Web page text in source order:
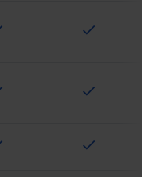
check
check
check